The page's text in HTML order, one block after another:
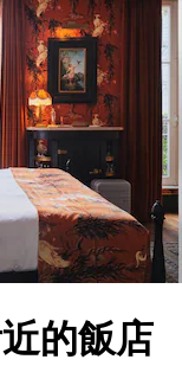
的飯店